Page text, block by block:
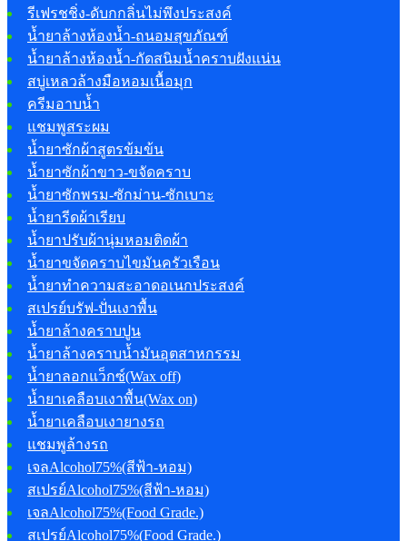
รีเฟรชชิ่ง-ดับกกลิ่นไม่พึงประสงค์
น้ำยาล้างห้องน้ำ-ถนอมสุขภัณฑ์
น้ำยาล้างห้องน้ำ-กัดสนิมน้ำคราบฝังแน่น
สบู่เหลวล้างมือหอมเนื้อมุก
ครีมอาบน้ำ
แชมพูสระผม
น้ำยาซักผ้าสูตรข้มข้น
น้ำยาซักผ้าขาว-ขจัดคราบ
น้ำยาซักพรม-ซักม่าน-ซักเบาะ
น้ำยารีดผ้าเรียบ
น้ำยาปรับผ้านุ่มหอมติดผ้า
น้ำยาขจัดคราบไขมันครัวเรือน
น้ำยาทำความสะอาดอเนกประสงค์
สเปรย์บรัฟ-ปั่นเงาพื้น
น้ำยาล้างคราบปูน
น้ำยาล้างคราบน้ำมันอุตสาหกรรม
น้ำยาลอกแว็กซ์(Wax off)
น้ำยาเคลือบเงาพื้น(Wax on)
น้ำยาเคลือบเงายางรถ
แชมพูล้างรถ
เจลAlcohol75%(สีฟ้า-หอม)
สเปรย์Alcohol75%(สีฟ้า-หอม)
เจลAlcohol75%(Food Grade.)
สเปรย์Alcohol75%(Food Grade.)